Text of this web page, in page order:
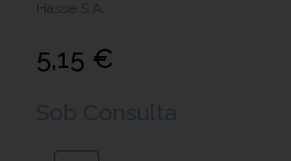
5,15 €